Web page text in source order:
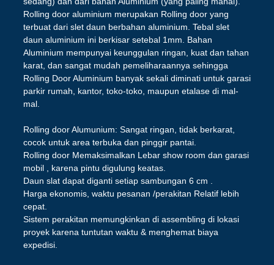
Rolling door aluminium merupakan Rolling door yang
terbuat dari slet daun berbahan aluminium. Tebal slet
daun aluminium ini berkisar setebal 1mm. Bahan
Aluminium mempunyai keunggulan ringan, kuat dan tahan
karat, dan sangat mudah pemeliharaannya sehingga
Rolling Door Aluminium banyak sekali diminati untuk garasi
parkir rumah, kantor, toko-toko, maupun etalase di mal-
mal.
Rolling door Alumunium: Sangat ringan, tidak berkarat,
cocok untuk area terbuka dan pinggir pantai.
Rolling door Memaksimalkan Lebar show room dan garasi
mobil , karena pintu digulung keatas.
Daun slat dapat diganti setiap sambungan 6 cm .
Harga ekonomis, waktu pesanan /perakitan Relatif lebih
cepat.
Sistem perakitan memungkinkan di assembling di lokasi
proyek karena tuntutan waktu & menghemat biaya
expedisi.